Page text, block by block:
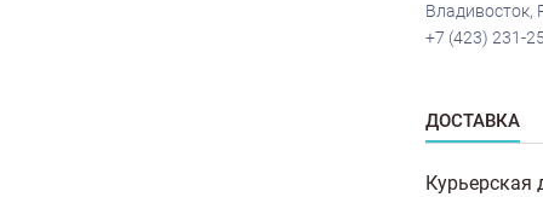
Владивосток,
+7 (423) 231-
ДОСТАВКА
Курьерская